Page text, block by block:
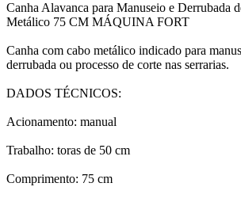
Canha Alavanca para Manuseio e Derrubada
Metálico 75 CM MÁQUINA FORT
Canha com cabo metálico indicado para
derrubada ou processo de corte nas serrarias.
DADOS TÉCNICOS:
Acionamento: manual
Trabalho: toras de 50 cm
Comprimento: 75 cm